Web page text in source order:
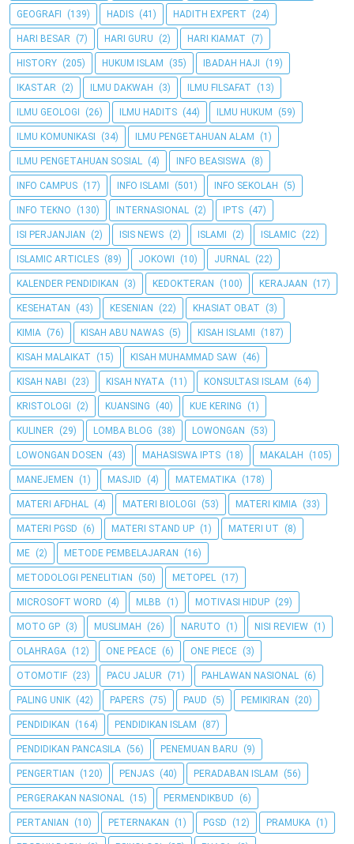
GEOGRAFI (139) HADIS (41) HADITH EXPERT (24)
HARI BESAR (7) HARI GURU (2) HARI KIAMAT (7)
HISTORY (205) HUKUM ISLAM (35) IBADAH HAJI (19)
IKASTAR (2) ILMU DAKWAH (3) ILMU FILSAFAT (13)
ILMU GEOLOGI (26) ILMU HADITS (44) ILMU HUKUM (59)
ILMU KOMUNIKASI (34) ILMU PENGETAHUAN ALAM (1)
ILMU PENGETAHUAN SOSIAL (4) INFO BEASISWA (8)
INFO CAMPUS (17) INFO ISLAMI (501) INFO SEKOLAH (5)
INFO TEKNO (130) INTERNASIONAL (2) IPTS (47)
ISI PERJANJIAN (2) ISIS NEWS (2) ISLAMI (2) ISLAMIC (22)
ISLAMIC ARTICLES (89) JOKOWI (10) JURNAL (22)
KALENDER PENDIDIKAN (3) KEDOKTERAN (100) KERAJAAN (17)
KESEHATAN (43) KESENIAN (22) KHASIAT OBAT (3)
KIMIA (76) KISAH ABU NAWAS (5) KISAH ISLAMI (187)
KISAH MALAIKAT (15) KISAH MUHAMMAD SAW (46)
KISAH NABI (23) KISAH NYATA (11) KONSULTASI ISLAM (64)
KRISTOLOGI (2) KUANSING (40) KUE KERING (1)
KULINER (29) LOMBA BLOG (38) LOWONGAN (53)
LOWONGAN DOSEN (43) MAHASISWA IPTS (18) MAKALAH (105)
MANEJEMEN (1) MASJID (4) MATEMATIKA (178)
MATERI AFDHAL (4) MATERI BIOLOGI (53) MATERI KIMIA (33)
MATERI PGSD (6) MATERI STAND UP (1) MATERI UT (8)
ME (2) METODE PEMBELAJARAN (16)
METODOLOGI PENELITIAN (50) METOPEL (17)
MICROSOFT WORD (4) MLBB (1) MOTIVASI HIDUP (29)
MOTO GP (3) MUSLIMAH (26) NARUTO (1) NISI REVIEW (1)
OLAHRAGA (12) ONE PEACE (6) ONE PIECE (3)
OTOMOTIF (23) PACU JALUR (71) PAHLAWAN NASIONAL (6)
PALING UNIK (42) PAPERS (75) PAUD (5) PEMIKIRAN (20)
PENDIDIKAN (164) PENDIDIKAN ISLAM (87)
PENDIDIKAN PANCASILA (56) PENEMUAN BARU (9)
PENGERTIAN (120) PENJAS (40) PERADABAN ISLAM (56)
PERGERAKAN NASIONAL (15) PERMENDIKBUD (6)
PERTANIAN (10) PETERNAKAN (1) PGSD (12) PRAMUKA (1)